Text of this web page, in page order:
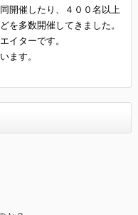
開催したり、４００名以上
を多数開催してきました。
イターです。
ます。